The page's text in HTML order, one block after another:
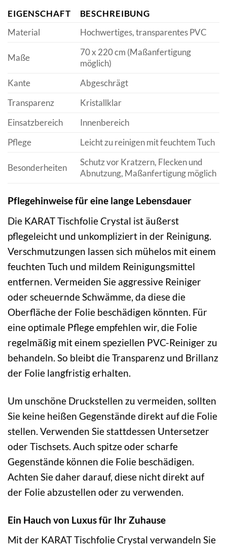
EIGENSCHAFT
BESCHREIBUNG
Material
Hochwertiges, transparentes PVC
Maße
70 x 220 cm (Maßanfertigung
möglich)
Kante
Abgeschrägt
Transparenz
Kristallklar
Einsatzbereich
Innenbereich
Pflege
Leicht zu reinigen mit feuchtem Tuch
Besonderheiten
Schutz vor Kratzern, Flecken und
Abnutzung, Maßanfertigung möglich
Pflegehinweise für eine lange Lebensdauer
Die KARAT Tischfolie Crystal ist äußerst
pflegeleicht und unkompliziert in der Reinigung.
Verschmutzungen lassen sich mühelos mit einem
feuchten Tuch und mildem Reinigungsmittel
entfernen. Vermeiden Sie aggressive Reiniger
oder scheuernde Schwämme, da diese die
Oberfläche der Folie beschädigen könnten. Für
eine optimale Pflege empfehlen wir, die Folie
regelmäßig mit einem speziellen PVC-Reiniger zu
behandeln. So bleibt die Transparenz und Brillanz
der Folie langfristig erhalten.
Um unschöne Druckstellen zu vermeiden, sollten
Sie keine heißen Gegenstände direkt auf die Folie
stellen. Verwenden Sie stattdessen Untersetzer
oder Tischsets. Auch spitze oder scharfe
Gegenstände können die Folie beschädigen.
Achten Sie daher darauf, diese nicht direkt auf
der Folie abzustellen oder zu verwenden.
Ein Hauch von Luxus für Ihr Zuhause
Mit der KARAT Tischfolie Crystal verwandeln Sie